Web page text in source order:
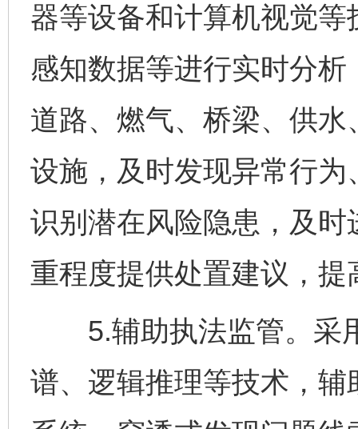
器等设备和计算机视觉
感知数据等进行实时分
道路、燃气、桥梁、供
设施，及时发现异常行
识别潜在风险隐患，及
重程度提供处置建议，
5.辅助执法监管。采
谱、逻辑推理等技术，